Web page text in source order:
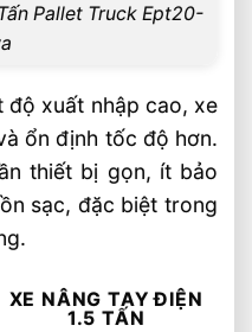
Pallet Truck Ept20-
độ xuất nhập cao, xe
ổn định tốc độ hơn.
thiết bị gọn, ít bảo
sạc, đặc biệt trong
XE NÂNG TAY ĐIỆN
1.5 TẤN